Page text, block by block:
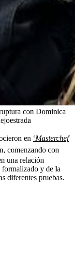
con Dominica
en ‘Masterchef
comenzando con
una relación
y de la
diferentes pruebas.